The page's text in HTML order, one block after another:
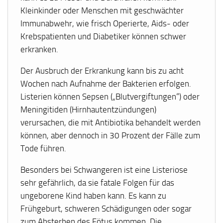
Kleinkinder oder Menschen mit geschwächter
Immunabwehr, wie frisch Operierte, Aids- oder
Krebspatienten und Diabetiker können schwer
erkranken.
Der Ausbruch der Erkrankung kann bis zu acht
Wochen nach Aufnahme der Bakterien erfolgen.
Listerien können Sepsen („Blutvergiftungen“) oder
Meningitiden (Hirnhautentzündungen)
verursachen, die mit Antibiotika behandelt werden
können, aber dennoch in 30 Prozent der Fälle zum
Tode führen.
Besonders bei Schwangeren ist eine Listeriose
sehr gefährlich, da sie fatale Folgen für das
ungeborene Kind haben kann. Es kann zu
Frühgeburt, schweren Schädigungen oder sogar